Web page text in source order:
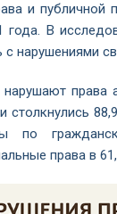
и публичной
года. В
с нарушениями
права
столкнулись
по
права в